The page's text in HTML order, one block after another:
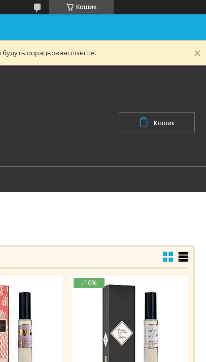
Кошик
опрацьовані пізніше.
Кошик
–10%